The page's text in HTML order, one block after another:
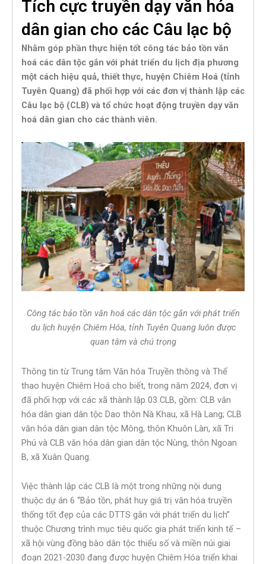
Tích cực truyền dạy văn hóa
dân gian cho các Câu lạc bộ
Nhằm góp phần thực hiện tốt công tác bảo tồn văn
hoá các dân tộc gắn với phát triển du lịch địa phương
một cách hiệu quả, thiết thực, huyện Chiêm Hoá (tỉnh
Tuyên Quang) đã phối hợp với các đơn vị thành lập các
Câu lạc bộ (CLB) và tổ chức hoạt động truyền dạy văn
hoá dân gian cho các thành viên.
Công tác bảo tồn văn hoá các dân tộc gắn với phát triển
du lịch huyện Chiêm Hóa, tỉnh Tuyên Quang luôn được
quan tâm và chú trọng
Thông tin từ Trung tâm Văn hóa Truyền thông và Thể
thao huyện Chiêm Hoá cho biết, trong năm 2024, đơn vị
đã phối hợp với các xã thành lập 03 CLB, gồm: CLB văn
hóa dân gian dân tộc Dao thôn Nà Khau, xã Hà Lang; CLB
văn hóa dân gian dân tộc Mông, thôn Khuôn Làn, xã Tri
Phú và CLB văn hóa dân gian dân tộc Nùng, thôn Ngoan
B, xã Xuân Quang.
Việc thành lập các CLB là một trong những nội dung
thuộc dự án 6 “Bảo tồn, phát huy giá trị văn hóa truyền
thống tốt đẹp của các DTTS gắn với phát triển du lịch”
thuộc Chương trình mục tiêu quốc gia phát triển kinh tế –
xã hội vùng đồng bào dân tộc thiểu số và miền núi giai
đoạn 2021-2030 đang được huyện Chiêm Hóa triển khai